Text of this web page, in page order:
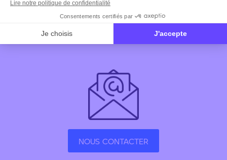
NOUS CONTACTER